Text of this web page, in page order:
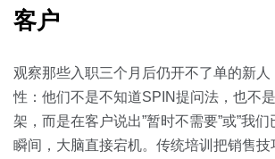
按业务场景
交易跟进
客户
观察那些入职三个月后仍开不了单的新
性：他们不是不知道SPIN提问法，也不
架，而是在客户说出”暂时不需要”或”我们
瞬间，大脑直接宕机。传统培训把销售技